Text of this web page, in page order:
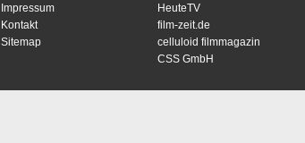
Impressum
Kontakt
Sitemap
HeuteTV
film-zeit.de
celluloid filmmagazin
CSS GmbH